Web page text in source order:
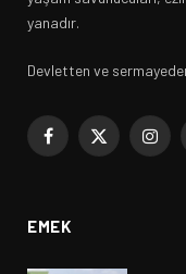
yanadır.
Devletten ve
Facebook
X
EMEK